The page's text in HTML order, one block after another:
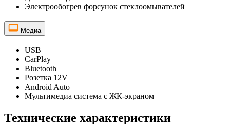
Электрообогрев форсунок стеклоомывателей
Медиа
USB
CarPlay
Bluetooth
Розетка 12V
Android Auto
Мультимедиа система с ЖК-экраном
Технические характеристики